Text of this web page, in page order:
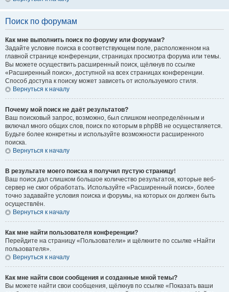
Поиск по форумам
Как мне выполнить поиск по форуму или форумам?
Задайте условие поиска в соответствующем поле, расположенном на
главной странице конференции, страницах просмотра форума или темы.
Вы можете осуществить расширенный поиск, щёлкнув по ссылке
«Расширенный поиск», доступной на всех страницах конференции.
Способ доступа к поиску может зависеть от используемого стиля.
Вернуться к началу
Почему мой поиск не даёт результатов?
Ваш поисковый запрос, возможно, был слишком неопределённым и
включал много общих слов, поиск по которым в phpBB не осуществляется.
Будьте более конкретны и используйте возможности расширенного
поиска.
Вернуться к началу
В результате моего поиска я получил пустую страницу!
Ваш поиск дал слишком большое количество результатов, которые веб-
сервер не смог обработать. Используйте «Расширенный поиск», более
точно задавайте условия поиска и форумы, на которых он должен быть
осуществлён.
Вернуться к началу
Как мне найти пользователя конференции?
Перейдите на страницу «Пользователи» и щёлкните по ссылке «Найти
пользователя».
Вернуться к началу
Как мне найти свои сообщения и созданные мной темы?
Вы можете найти свои сообщения, щёлкнув по ссылке «Показать ваши